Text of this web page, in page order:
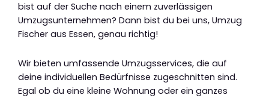
bist auf der Suche nach einem zuverlässigen
Umzugsunternehmen? Dann bist du bei uns, Umzug
Fischer aus Essen, genau richtig!
Wir bieten umfassende Umzugsservices, die auf
deine individuellen Bedürfnisse zugeschnitten sind.
Egal ob du eine kleine Wohnung oder ein ganzes